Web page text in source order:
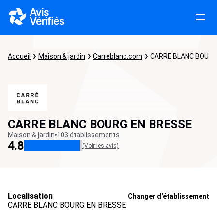
Accueil Maison & jardin Carreblanc.com CARRE BLANC
CARRE BLANC BOURG EN BRESSE
Maison & jardin 103 établissements
4.8 (Voir les avis)
Localisation Changer d'établissement
CARRE BLANC BOURG EN BRESSE